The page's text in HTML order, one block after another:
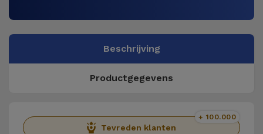
Beschrijving
Productgegevens
Tevreden klanten
+ 100.000